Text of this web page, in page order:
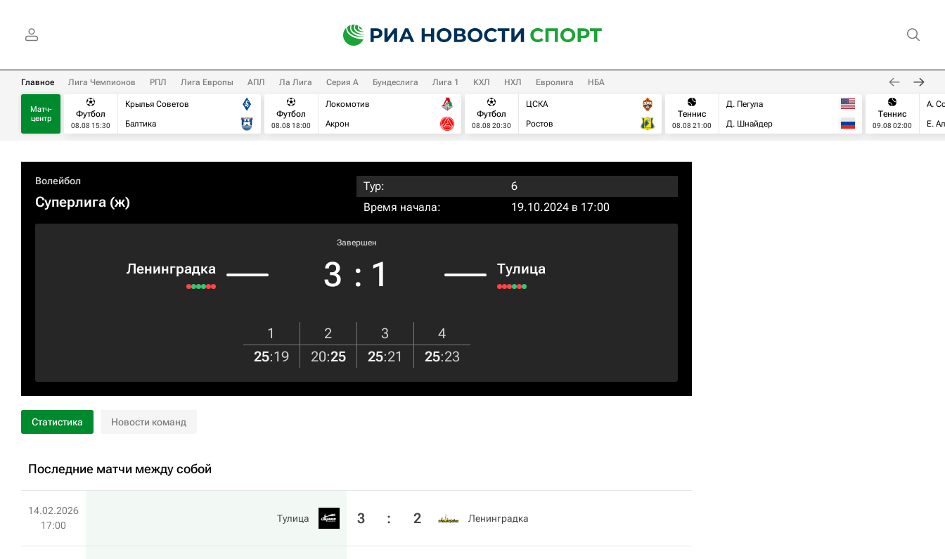
Главное Лига Чемпионов РПЛ Лига Европы АПЛ Ла Лига Серия А Бундеслига Лига 1 КХЛ НХЛ Евролига НБА
Матч-
центр
Футбол
08.08 15:30
Крылья Советов
Балтика
Футбол
08.08 18:00
Локомотив
Акрон
Футбол
08.08 20:30
ЦСКА
Ростов
Теннис
08.08 21:00
Д. Пегула
Д. Шнайдер
Теннис
09.08 02:00
А.
Е.
Волейбол
Суперлига (ж)
Тур:
6
Время начала:
19.10.2024 в 17:00
Ленинградка
Завершен
3 : 1 Тулица
1 2 3
4
25:19 20:25 25:21 25:23
Статистика Новости команд
Последние матчи между собой
14.02.2026
17:00
Тулица 3 : 2 Ленинградка